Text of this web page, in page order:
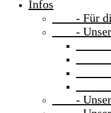
Infos
- Für die
-
-
-
-
-
-